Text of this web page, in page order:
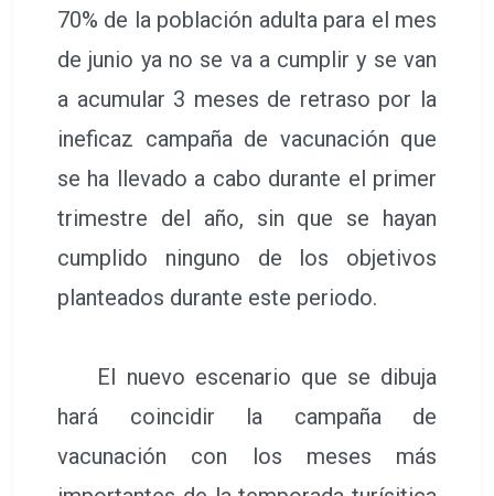
70% de la población adulta para el mes
de junio ya no se va a cumplir y se van
a acumular 3 meses de retraso por la
ineficaz campaña de vacunación que
se ha llevado a cabo durante el primer
trimestre del año, sin que se hayan
cumplido ninguno de los objetivos
planteados durante este periodo.
El nuevo escenario que se dibuja
hará coincidir la campaña de
vacunación con los meses más